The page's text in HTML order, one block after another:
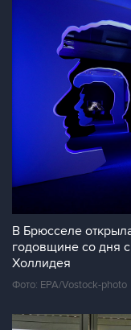
В Брюсселе
годовщине со дня
Холлидея
Фото: EPA/Vostock-photo